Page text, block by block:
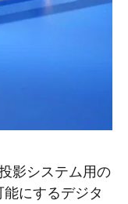
影システム用の
能にするデジタ